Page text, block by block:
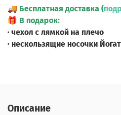
🚚 Бесплатная доставка (
🎁 В подарок:
· чехол с лямкой на плечо
· нескользящие носочки
Описание